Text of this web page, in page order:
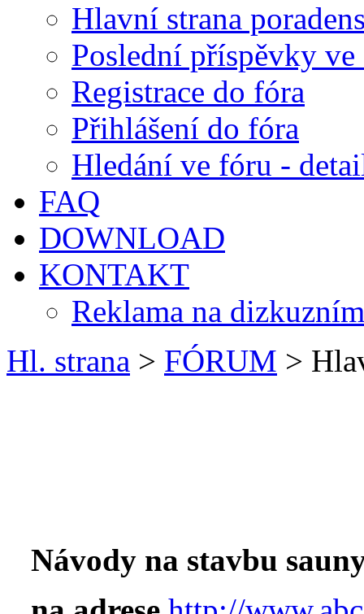
Hlavní strana
Poslední příspěvky
Registrace do fóra
Přihlášení do fóra
Hledání ve fóru -
FAQ
DOWNLOAD
KONTAKT
Reklama na
Hl. strana > FÓRUM >
Návody na stavbu